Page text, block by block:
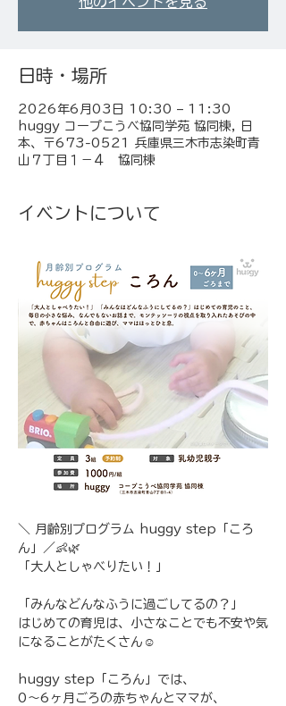
日時・場所
2026年6月03日 10:30 – 11:30
huggy コープこうべ協同学苑 協同棟, 日
本、〒673-0521 兵庫県三木市志染町青
山７丁目１−４ 協同棟
イベントについて
＼ 月齢別プログラム huggy step「ころ
ん」／👶🌿
「大人としゃべりたい！」
「みんなどんなふうに過ごしてるの？」
はじめての育児は、小さなことでも不安や気
になることがたくさん☺️
huggy step「ころん」では、
0〜6ヶ月ごろの赤ちゃんとママが、